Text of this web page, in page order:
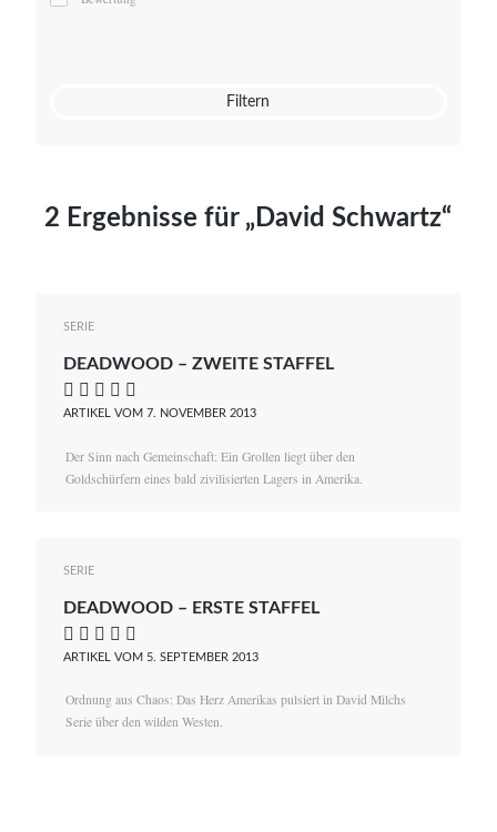
Mato von Vogelstein
Filtern
2 Ergebnisse für „David Schwartz“
SERIE
DEADWOOD – ZWEITE STAFFEL
    
ARTIKEL VOM 7. NOVEMBER 2013
Der Sinn nach Gemeinschaft: Ein Grollen liegt über den
Goldschürfern eines bald zivilisierten Lagers in Amerika.
SERIE
DEADWOOD – ERSTE STAFFEL
    
ARTIKEL VOM 5. SEPTEMBER 2013
Ordnung aus Chaos: Das Herz Amerikas pulsiert in David Milchs
Serie über den wilden Westen.